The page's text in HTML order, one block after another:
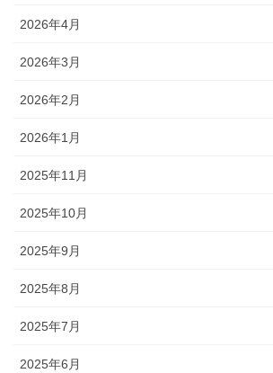
2026年4月
2026年3月
2026年2月
2026年1月
2025年11月
2025年10月
2025年9月
2025年8月
2025年7月
2025年6月